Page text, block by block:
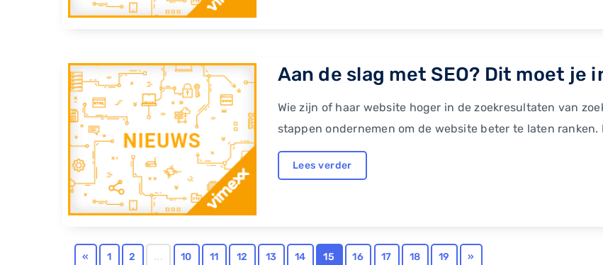
Aan de slag met SEO? Dit moet je
Wie zijn of haar website hoger in de zoekresultaten van
stappen ondernemen om de website beter te laten
Lees verder
« 1 2 ... 10 11 12 13 14 15 16 17 18 19 »